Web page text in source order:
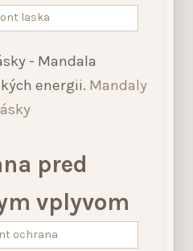
- Mandala
energii. Mandaly
pred
vplyvom